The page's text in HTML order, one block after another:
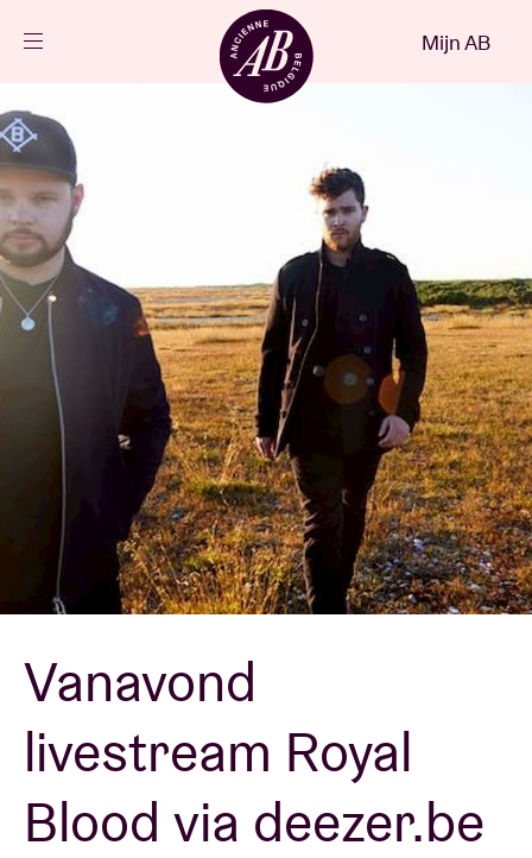
NL
Agenda
Projecten
Nieuws
Bezoekersinfo
AB ❤ you
Zaalhuur
BRDCST
ABtv
Concertcheque
Mijn AB
Vanavond
livestream Royal
Blood via deezer.be